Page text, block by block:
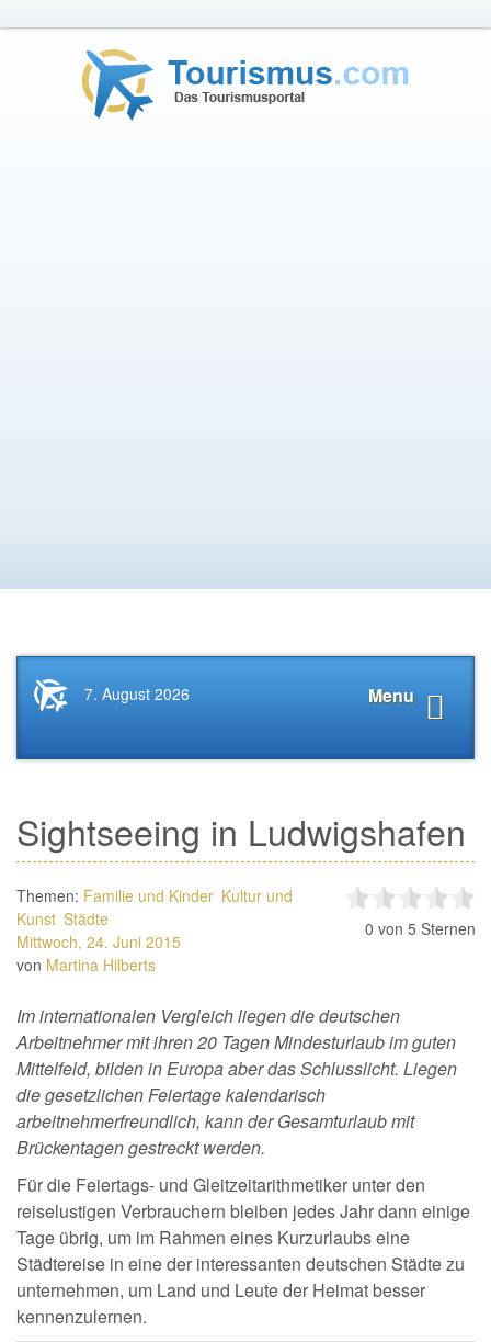
Startseite
News.Tourismus.com
Menu
7. August 2026
Sightseeing in Ludwigshafen
Themen: Familie und Kinder Kultur und
Kunst Städte
Mittwoch, 24. Juni 2015
von Martina Hilberts
0 von 5 Sternen
Im internationalen Vergleich liegen die deutschen
Arbeitnehmer mit ihren 20 Tagen Mindesturlaub im guten
Mittelfeld, bilden in Europa aber das Schlusslicht. Liegen
die gesetzlichen Feiertage kalendarisch
arbeitnehmerfreundlich, kann der Gesamturlaub mit
Brückentagen gestreckt werden.
Für die Feiertags- und Gleitzeitarithmetiker unter den
reiselustigen Verbrauchern bleiben jedes Jahr dann einige
Tage übrig, um im Rahmen eines Kurzurlaubs eine
Städtereise in eine der interessanten deutschen Städte zu
unternehmen, um Land und Leute der Heimat besser
kennenzulernen.